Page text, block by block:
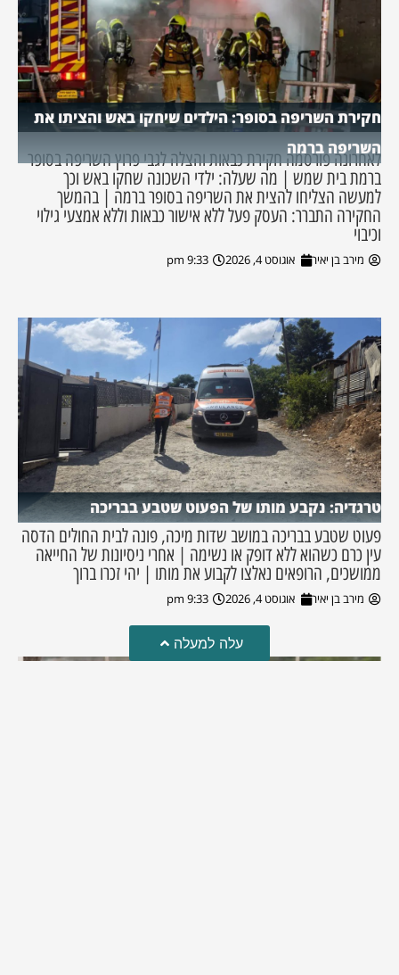
חקירת השריפה בסופר: הילדים שיחקו באש והציתו את
השריפה ברמה
לאחרונה פורסמה חקירת כבאות והצלה לגבי פרוץ השריפה בסופר
ברמת בית שמש | מה שעלה: ילדי השכונה שחקו באש וכך
למעשה הצליחו להצית את השריפה בסופר ברמה | בהמשך
החקירה התברר: העסק פעל ללא אישור כבאות וללא אמצעי גילוי
וכיבוי
מירב בן יאיר אוגוסט 4, 2026 9:33 pm
טרגדיה: נקבע מותו של הפעוט שטבע בבריכה
פעוט שטבע בבריכה במושב שדות מיכה, פונה לבית החולים הדסה
עין כרם כשהוא ללא דופק או נשימה | אחרי ניסיונות של החייאה
ממושכים, הרופאים נאלצו לקבוע את מותו | יהי זכרו ברוך
מירב בן יאיר אוגוסט 4, 2026 9:33 pm
עלה למעלה